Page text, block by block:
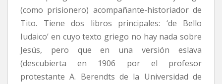
(como prisionero) acompañante-historiador de
Tito. Tiene dos libros principales: ‘de Bello
Iudaico’ en cuyo texto griego no hay nada sobre
Jesús, pero que en una versión eslava
(descubierta en 1906 por el profesor
protestante A. Berendts de la Universidad de